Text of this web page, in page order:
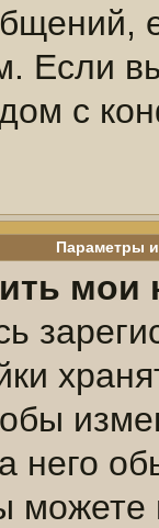
Если
с
Параметры
мои
него